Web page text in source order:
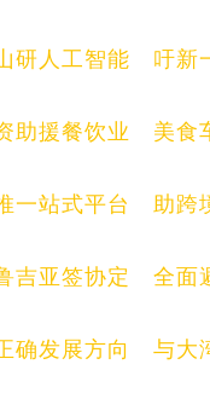
研人工智能 吁新
助援餐饮业 美食
一站式平台 助跨
吉亚签协定 全面
确发展方向 与大